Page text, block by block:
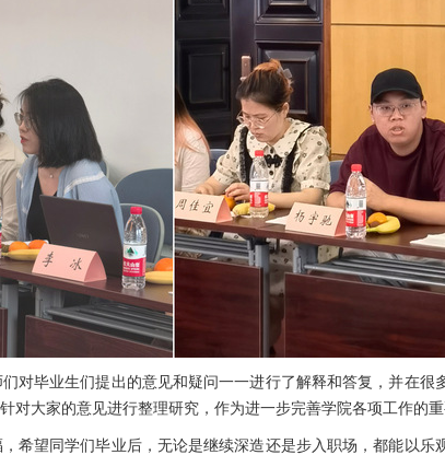
对毕业生们提出的意见和疑问一一进行了解释和答复，并在
大家的意见进行整理研究，作为进一步完善学院各项工作的重
希望同学们毕业后，无论是继续深造还是步入职场，都能以乐